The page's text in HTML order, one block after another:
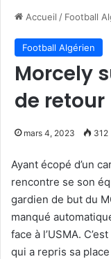
Accueil / Football
Football Algérien
Morcely
de retour
mars 4, 2023 312
Ayant écopé d’un
rencontre se son
gardien de but du
manqué
face à l’USMA.
qui a repris sa